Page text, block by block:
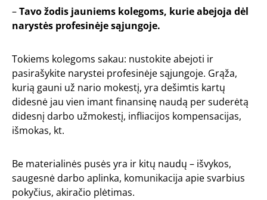
–Tavo žodis jauniems kolegoms, kurie abejoja dėl
narystės profesinėje sąjungoje.
Tokiems kolegoms sakau: nustokite abejoti ir
pasirašykite narystei profesinėje sąjungoje. Grąža,
kurią gauni už nario mokestį, yra dešimtis kartų
didesnė jau vien imant finansinę naudą per suderėtą
didesnį darbo užmokestį, infliacijos kompensacijas,
išmokas, kt.
Be materialinės pusės yra ir kitų naudų – išvykos,
saugesnė darbo aplinka, komunikacija apie svarbius
pokyčius, akiračio plėtimas.